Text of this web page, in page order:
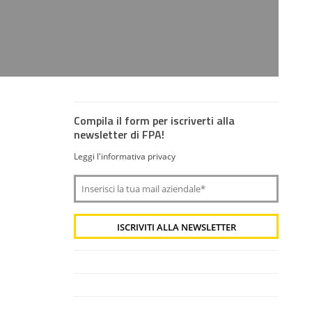
Compila il form per iscriverti alla
newsletter di FPA!
Leggi l'informativa privacy